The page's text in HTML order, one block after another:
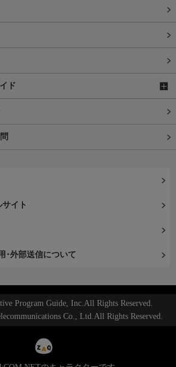
ド
イト
･外部送信について
Program Guide, Inc.All Rights Reserved.
Co., Ltd.All Rights Reserved.